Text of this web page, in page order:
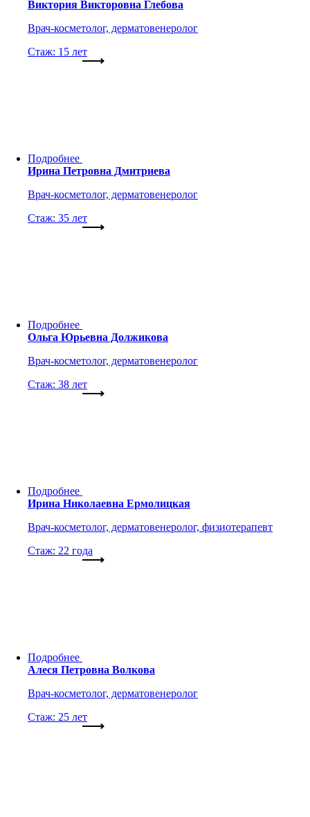
Виктория Викторовна Глебова
Врач-косметолог, дерматовенеролог
Стаж: 15 лет
Подробнее
Ирина Петровна Дмитриева
Врач-косметолог, дерматовенеролог
Стаж: 35 лет
Подробнее
Ольга Юрьевна Должикова
Врач-косметолог, дерматовенеролог
Стаж: 38 лет
Подробнее
Ирина Николаевна Ермолицкая
Врач-косметолог, дерматовенеролог, физиотерапевт
Стаж: 22 года
Подробнее
Алеся Петровна Волкова
Врач-косметолог, дерматовенеролог
Стаж: 25 лет